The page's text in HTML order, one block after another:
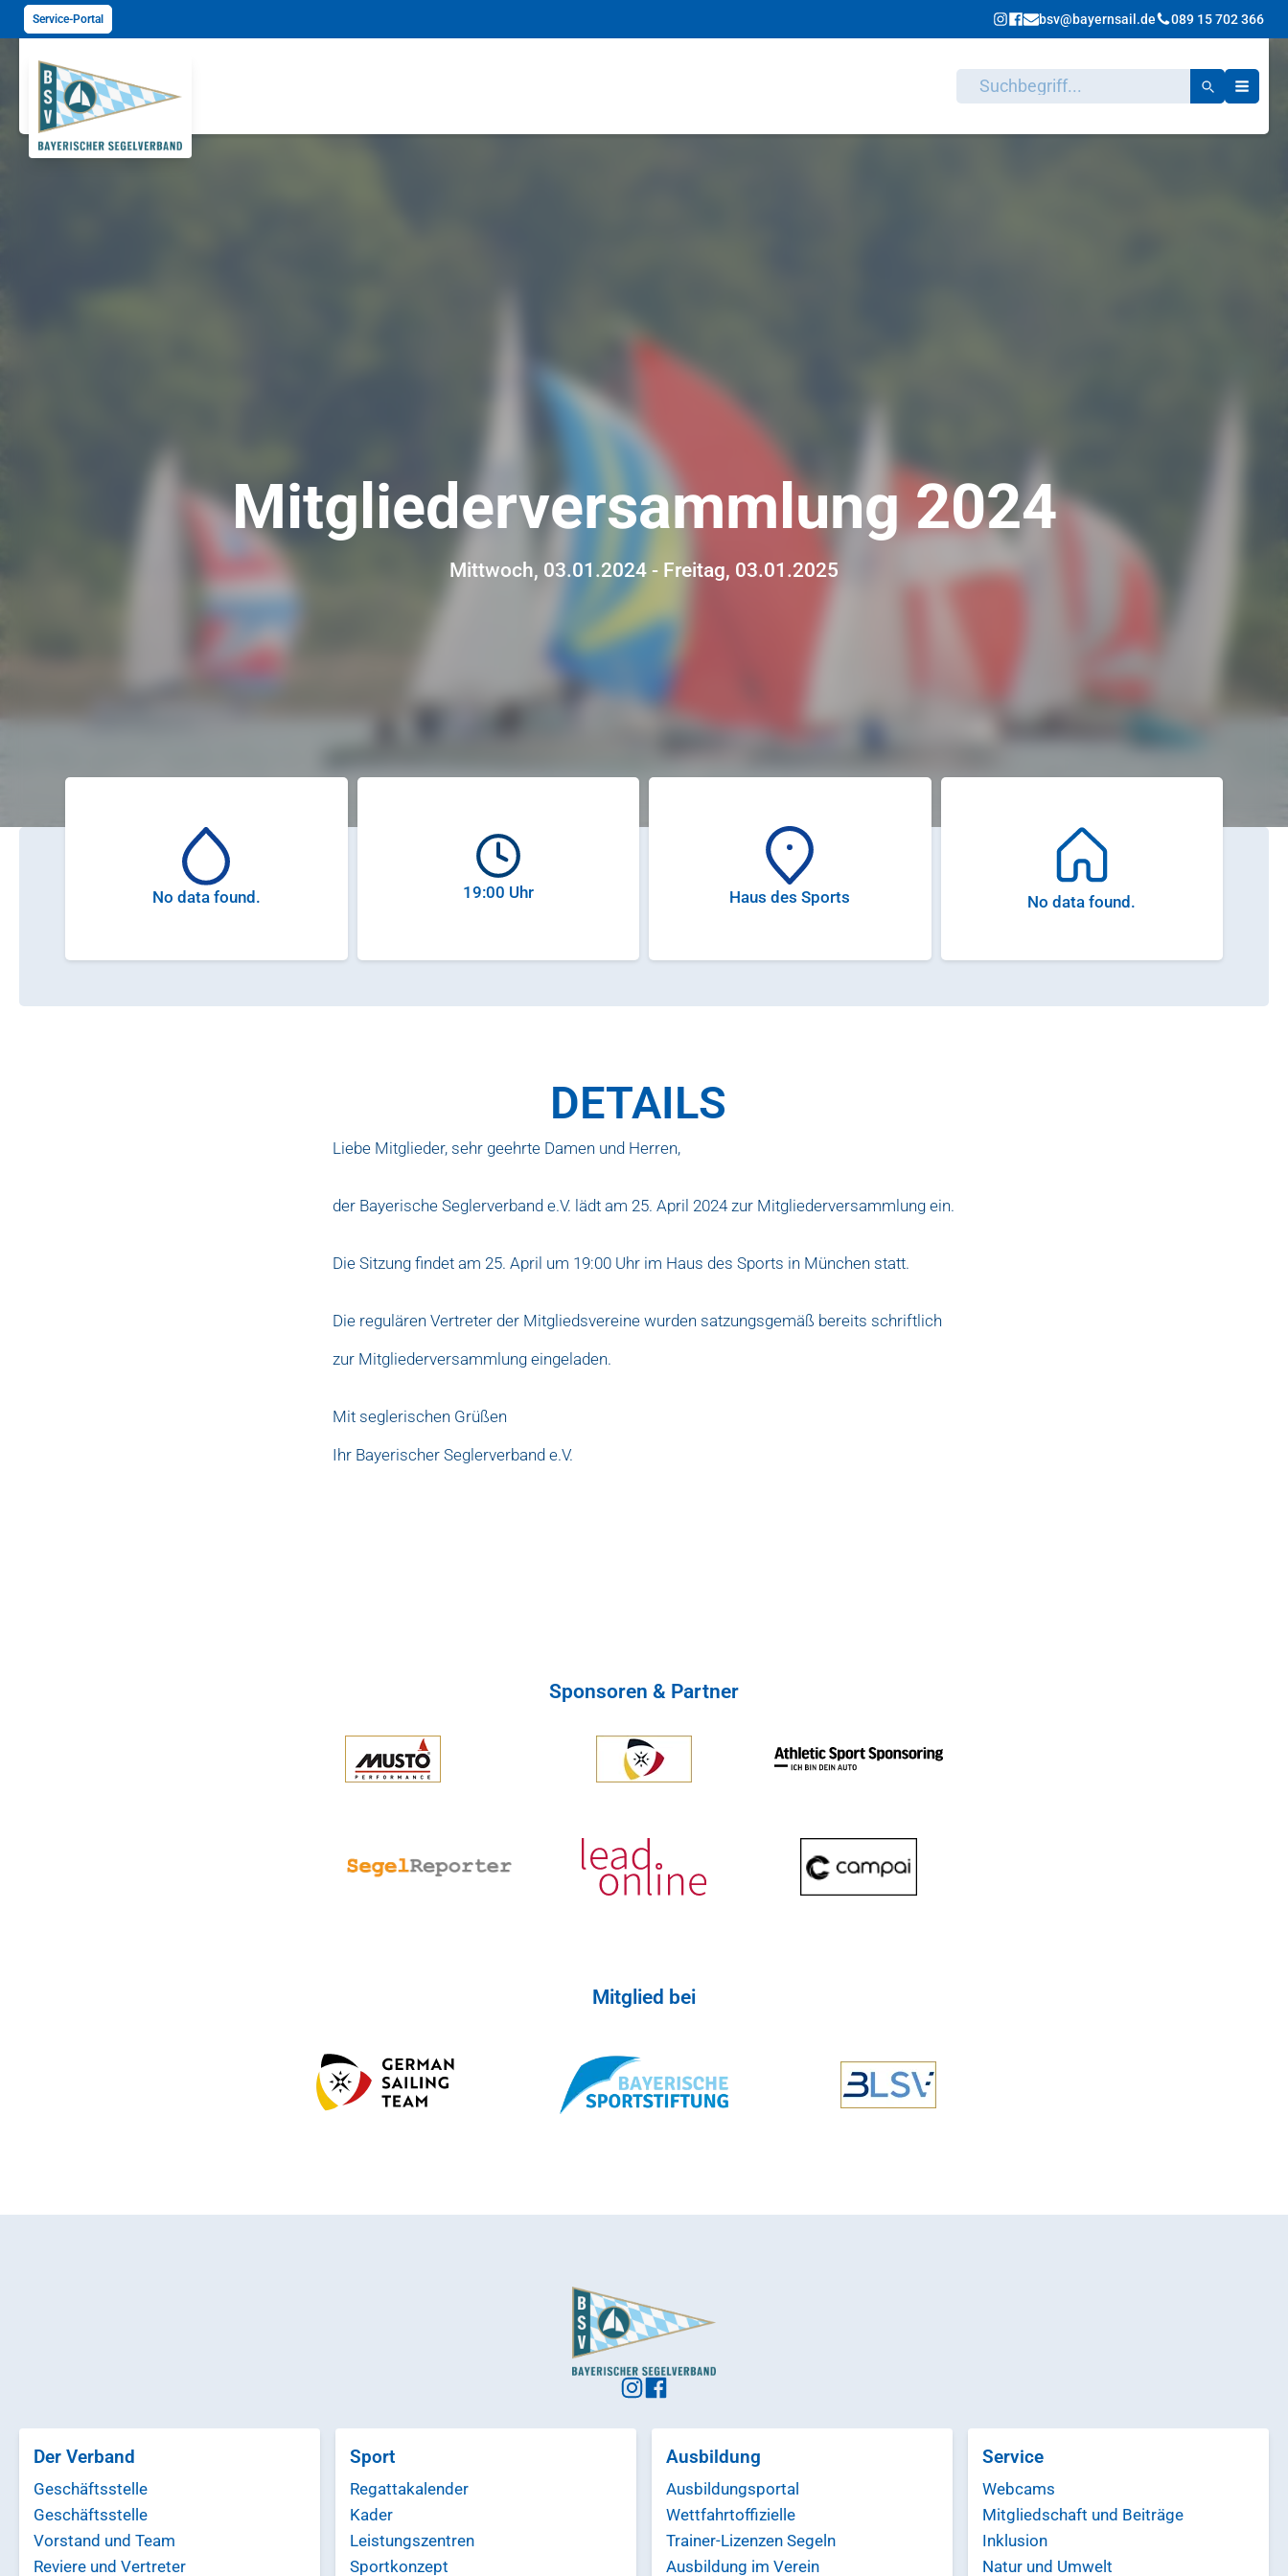
Service-Portal bsv@bayernsail.de 089 15 702 366
Mitgliederversammlung 2024
Mittwoch, 03.01.2024 - Freitag, 03.01.2025
No data found. 19:00 Uhr Haus des Sports No data found.
DETAILS
Liebe Mitglieder, sehr geehrte Damen und Herren,
der Bayerische Seglerverband e.V. lädt am 25. April 2024 zur Mitgliederversammlung ein.
Die Sitzung findet am 25. April um 19:00 Uhr im Haus des Sports in München statt.
Die regulären Vertreter der Mitgliedsvereine wurden satzungsgemäß bereits schriftlich
zur Mitgliederversammlung eingeladen.
Mit seglerischen Grüßen
Ihr Bayerischer Seglerverband e.V.
Sponsoren & Partner
Mitglied bei
Der Verband
Geschäftsstelle
Geschäftsstelle
Vorstand und Team
Reviere und Vertreter
Sport
Regattakalender
Kader
Leistungszentren
Sportkonzept
Ausbildung
Ausbildungsportal
Wettfahrtoffizielle
Trainer-Lizenzen Segeln
Ausbildung im Verein
Service
Webcams
Mitgliedschaft und Beiträge
Inklusion
Natur und Umwelt